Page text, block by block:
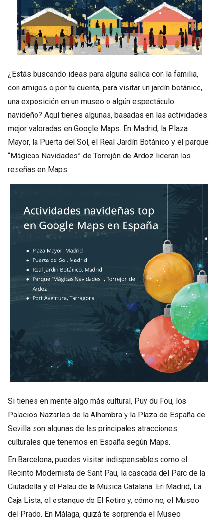
¿Estás buscando ideas para alguna salida con la familia,
con amigos o por tu cuenta, para visitar un jardín botánico,
una exposición en un museo o algún espectáculo
navideño? Aquí tienes algunas, basadas en las actividades
mejor valoradas en Google Maps. En Madrid, la Plaza
Mayor, la Puerta del Sol, el Real Jardín Botánico y el parque
“Mágicas Navidades” de Torrejón de Ardoz lideran las
reseñas en Maps.
Si tienes en mente algo más cultural, Puy du Fou, los
Palacios Nazaríes de la Alhambra y la Plaza de España de
Sevilla son algunas de las principales atracciones
culturales que tenemos en España según Maps.
En Barcelona, puedes visitar indispensables como el
Recinto Modernista de Sant Pau, la cascada del Parc de la
Ciutadella y el Palau de la Música Catalana. En Madrid, La
Caja Lista, el estanque de El Retiro y, cómo no, el Museo
del Prado. En Málaga, quizá te sorprenda el Museo